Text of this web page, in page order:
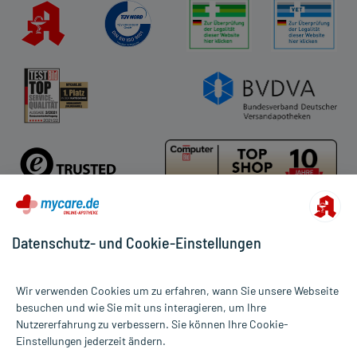
Impressum
Datenschutz
Cookie-Einstellungen
Rückgabe/Widerruf
Barrierefreiheitserklärung
abgegeben.
Alle Preise gelten inkl. MwSt., ggf. zzgl. Versandkosten
Informationen auf dieser Website werden ausschließlich für
Datenschutz- und Cookie-Einstellungen
Wir verwenden Cookies um zu erfahren, wann Sie unsere Webseite
besuchen und wie Sie mit uns interagieren, um Ihre
Nutzererfahrung zu verbessern. Sie können Ihre Cookie-
Einstellungen jederzeit ändern.